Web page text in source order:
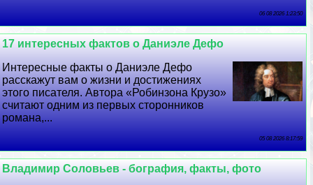
06 08 2026 1:23:50
17 интересных фактов о Даниэле Дефо
Интересные факты о Даниэле Дефо
расскажут вам о жизни и достижениях
этого писателя. Автора «Робинзона Крузо»
считают одним из первых сторонников
романа,...
05 08 2026 8:17:59
Владимир Соловьев - бография, факты, фото